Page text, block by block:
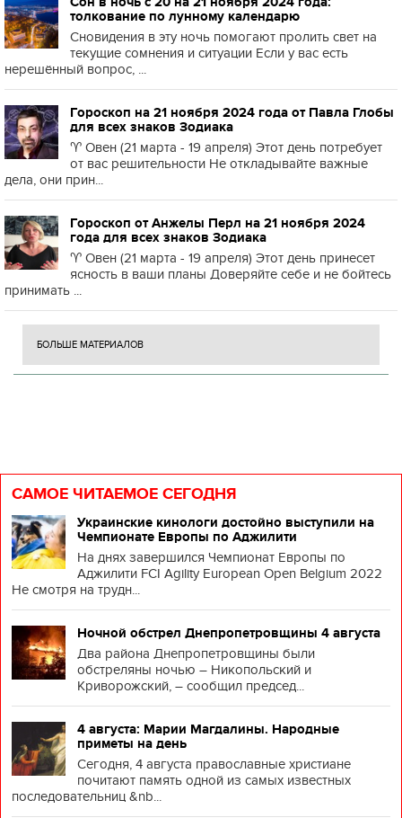
толкование по лунному календарю
Сновидения в эту ночь помогают пролить свет на
текущие сомнения и ситуации Если у вас есть
нерешённый вопрос, ...
Гороскоп на 21 ноября 2024 года от Павла Глобы
для всех знаков Зодиака
♈️ Овен (21 марта - 19 апреля) Этот день потребует
от вас решительности Не откладывайте важные
дела, они прин...
Гороскоп от Анжелы Перл на 21 ноября 2024
года для всех знаков Зодиака
♈️ Овен (21 марта - 19 апреля) Этот день принесет
ясность в ваши планы Доверяйте себе и не бойтесь
принимать ...
БОЛЬШЕ МАТЕРИАЛОВ
САМОЕ ЧИТАЕМОЕ СЕГОДНЯ
Украинские кинологи достойно выступили на
Чемпионате Европы по Аджилити
На днях завершился Чемпионат Европы по
Аджилити FCI Agility European Open Belgium 2022
Не смотря на трудн...
Ночной обстрел Днепропетровщины 4 августа
Два района Днепропетровщины были
обстреляны ночью – Никопольский и
Криворожский, – сообщил председ...
4 августа: Марии Магдалины. Народные
приметы на день
Сегодня, 4 августа православные христиане
почитают память одной из самых известных
последовательниц &nb...